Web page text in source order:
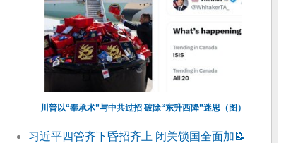
川普以“奉承术”与中共过招 破除“东升西降”迷思（图）
习近平四管齐下昏招齐上 闭关锁国全面加 📝